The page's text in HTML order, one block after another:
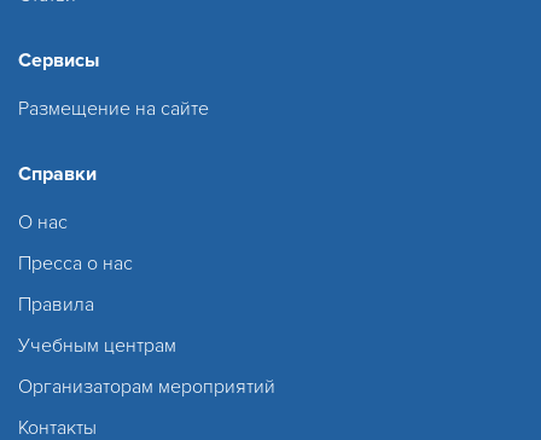
Сервисы
Размещение на сайте
Справки
О нас
Пресса о нас
Правила
Учебным центрам
Организаторам мероприятий
Контакты